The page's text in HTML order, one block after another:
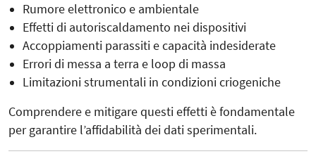
Rumore elettronico e ambientale
Effetti di autoriscaldamento nei dispositivi
Accoppiamenti parassiti e capacità indesiderate
Errori di messa a terra e loop di massa
Limitazioni strumentali in condizioni criogeniche
Comprendere e mitigare questi effetti è fondamentale
per garantire l’affidabilità dei dati sperimentali.